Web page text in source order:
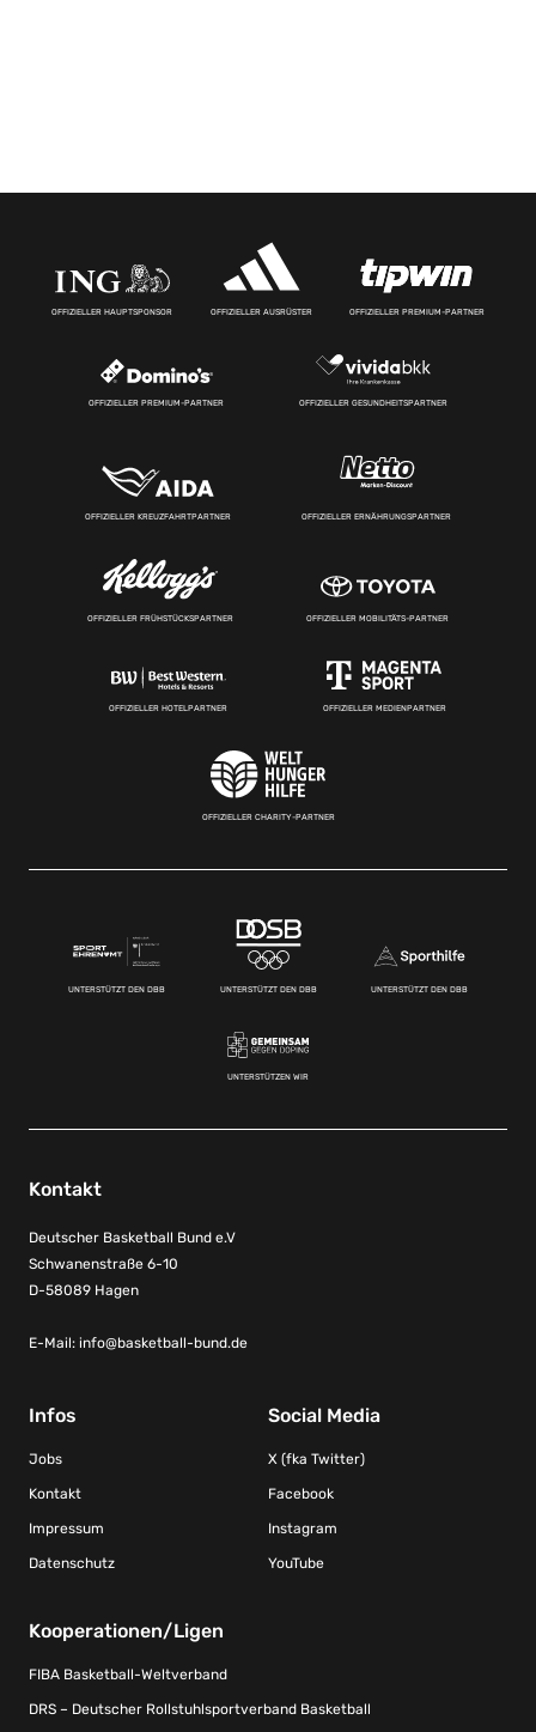
OFFIZIELLER HAUPTSPONSOR OFFIZIELLER AUSRÜSTER OFFIZIELLER PREMIUM-PARTNER
OFFIZIELLER PREMIUM-PARTNER OFFIZIELLER GESUNDHEITSPARTNER
OFFIZIELLER KREUZFAHRTPARTNER OFFIZIELLER ERNÄHRUNGSPARTNER
OFFIZIELLER FRÜHSTÜCKSPARTNER OFFIZIELLER MOBILITÄTS-PARTNER
OFFIZIELLER HOTELPARTNER OFFIZIELLER MEDIENPARTNER
OFFIZIELLER CHARITY-PARTNER
UNTERSTÜTZT DEN DBB UNTERSTÜTZT DEN DBB UNTERSTÜTZT DEN DBB
UNTERSTÜTZEN WIR
Kontakt
Deutscher Basketball Bund e.V
Schwanenstraße 6-10
D-58089 Hagen
E-Mail: info@basketball-bund.de
Infos
Jobs
Kontakt
Impressum
Datenschutz
Social Media
X (fka Twitter)
Facebook
Instagram
YouTube
Kooperationen/Ligen
FIBA Basketball-Weltverband
DRS – Deutscher Rollstuhlsportverband Basketball